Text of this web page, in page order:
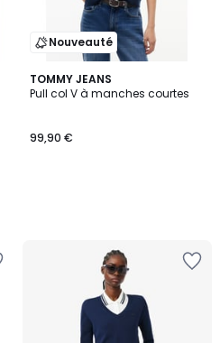
Nouveauté
TOMMY JEANS
Pull col V à manches courtes
99,90 €